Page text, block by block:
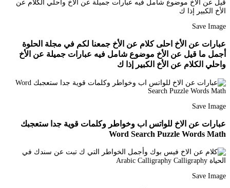
Save Image
عبارات عن الأخ احلى كلام عن الأخ جمعنا لكم في مجلة الحلوة
أجمل ما قيل عن الأخ موضوع شامل فيه عبارات جميلة عن الأخ
واحلي الكلام عن الأخ الكبير إذا ك
Save Image
عبارات عن الاخ للواتس اب وخواطر وكلمات قوية جدا ستعجبك
Word Search Puzzle Words Math
Save Image